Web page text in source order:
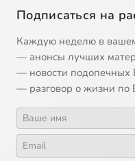
Подписаться на
Каждую неделю в
— анонсы лучших
— новости подопечных
— разговор о жизни по